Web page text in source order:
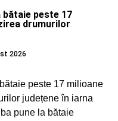
bătaie peste 17
drumurilor
2026
peste 17 milioane
județene în iarna
pune la bătaie